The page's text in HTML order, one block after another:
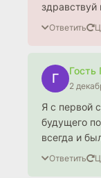
здравствуй
Ответить
Г
Гость
2
Я с первой
будущего
всегда и
Ответить